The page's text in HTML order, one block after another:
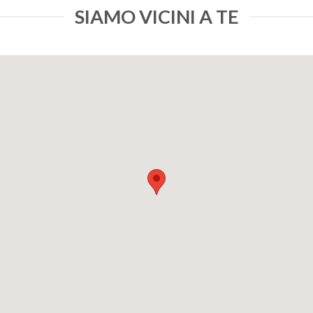
SIAMO VICINI A TE